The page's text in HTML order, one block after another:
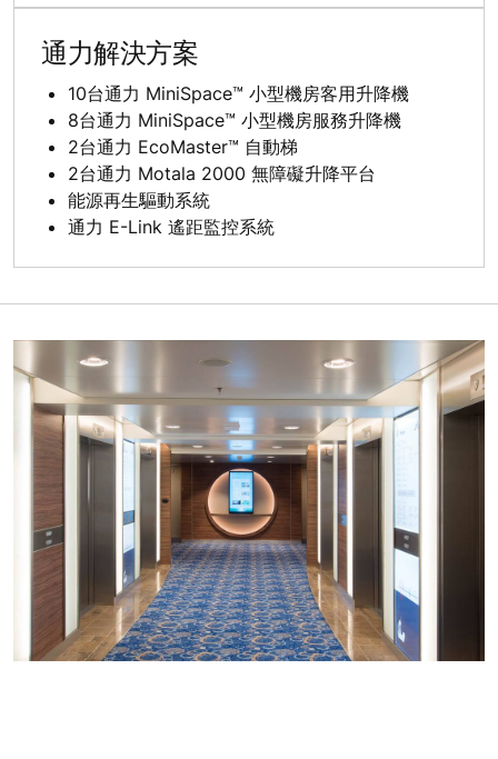
通力解決方案
10台通力 MiniSpace™ 小型機房客用升降機
8台通力 MiniSpace™ 小型機房服務升降機
2台通力 EcoMaster™ 自動梯
2台通力 Motala 2000 無障礙升降平台
能源再生驅動系統
通力 E-Link 遙距監控系統